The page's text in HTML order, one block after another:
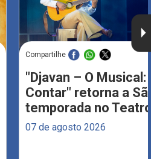
Compartilhe
"Djavan – O Musical:
Contar" retorna a
temporada no
07 de agosto 2026